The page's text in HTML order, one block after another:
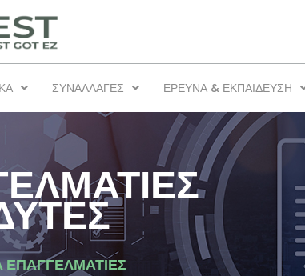
ΣΥΝΑΛΛΑΓΕΣ ΕΡΕΥΝΑ & ΕΚΠΑΙΔΕΥΣΗ
ΕΠΑΓΓΕΛΜΑΤΙΕΣ